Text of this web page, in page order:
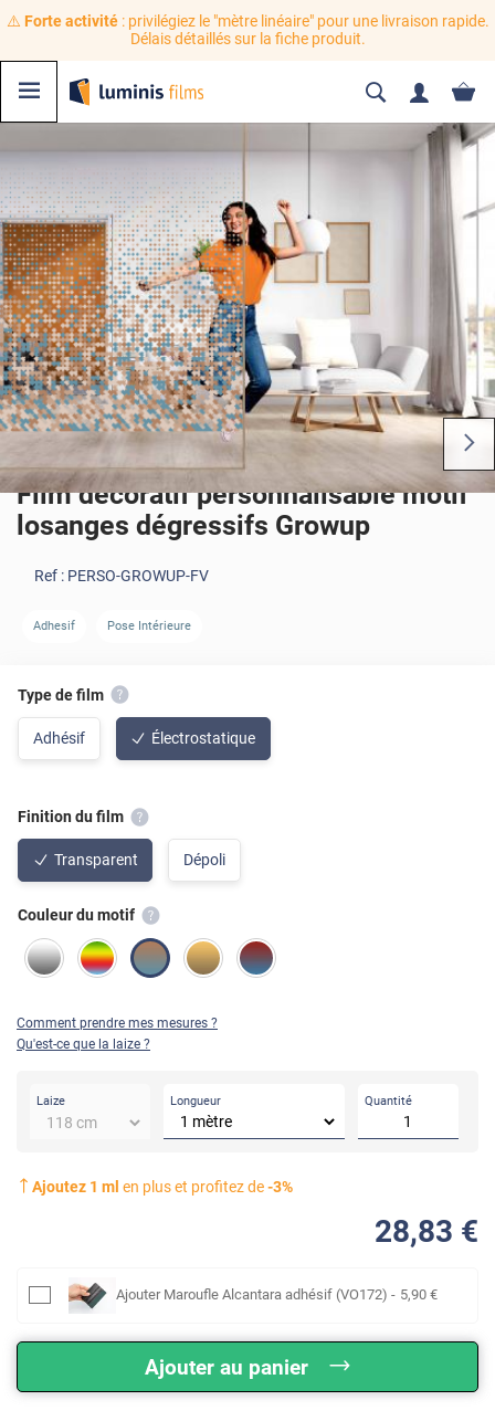
⚠️ Forte activité: privilégiez le "mètre linéaire" pour une livraison rapide.
Délais détaillés sur la fiche produit.
Film décoratif personnalisable motif
losanges dégressifs Growup
Ref : PERSO-GROWUP-FV
Adhesif Pose Intérieure
Type de film
Adhésif Électrostatique
Finition du film
Transparent Dépoli
Couleur du motif
Comment prendre mes mesures ?
Qu'est-ce que la laize ?
Laize Longueur Quantité
Ajoutez 1 ml en plus et profitez de-3%
28,83 €
Ajouter Maroufle Alcantara adhésif (VO172) - 5,90 €
Ajouter au panier